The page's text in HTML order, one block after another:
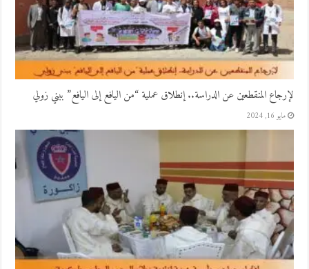
لإرجاع المنقطعين عن الدراسة.. إنطلاق عملية “من اليافع إلى اليافع” ببني زولي
مايو 16, 2024